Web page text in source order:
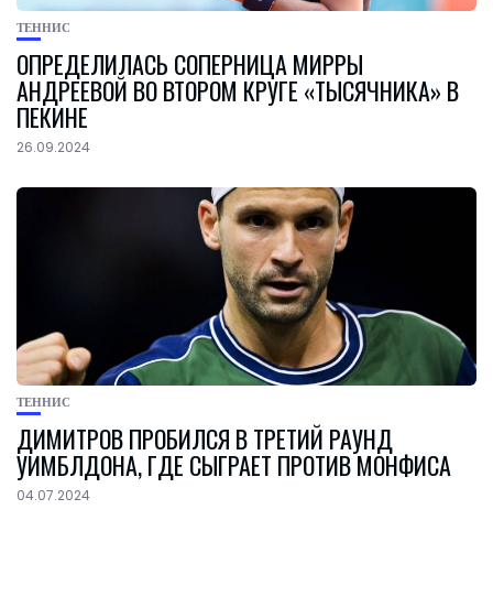
ТЕННИС
ОПРЕДЕЛИЛАСЬ СОПЕРНИЦА МИРРЫ
АНДРЕЕВОЙ ВО ВТОРОМ КРУГЕ «ТЫСЯЧНИКА» В
ПЕКИНЕ
26.09.2024
ТЕННИС
ДИМИТРОВ ПРОБИЛСЯ В ТРЕТИЙ РАУНД
УИМБЛДОНА, ГДЕ СЫГРАЕТ ПРОТИВ МОНФИСА
04.07.2024